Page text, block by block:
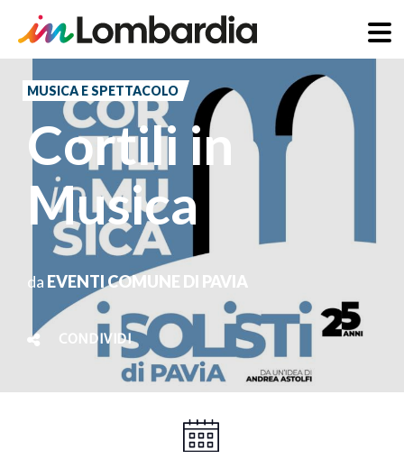
contenuto
principale
MUSICA E SPETTACOLO
Cortili in
Musica
da EVENTI COMUNE DI PAVIA
CONDIVIDI